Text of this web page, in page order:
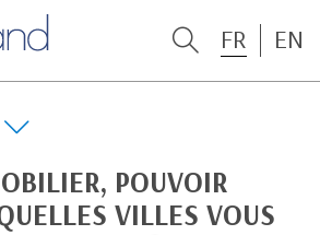
FR EN
POUVOIR
VILLES VOUS